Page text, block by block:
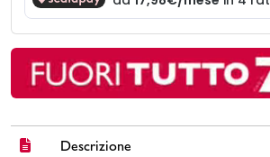
Descrizione